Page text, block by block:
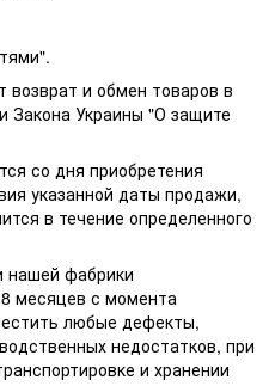
и обмен товаров в
Закона Украины "О защите
со дня приобретения
указанной даты продажи,
в течение определенного
нашей фабрики
месяцев с момента
любые дефекты,
недостатков, при
и хранении